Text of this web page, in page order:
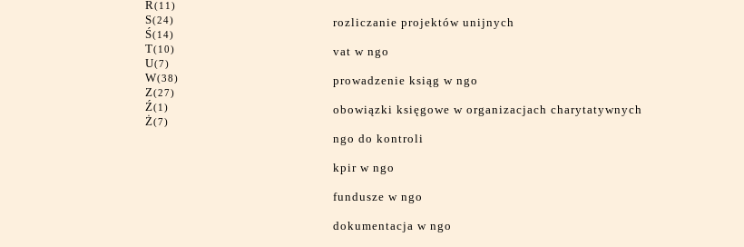
R(11)
S(24)
Ś(14)
T(10)
U(7)
W(38)
Z(27)
Ź(1)
Ż(7)
rozliczanie projektów unijnych
vat w ngo
prowadzenie ksiąg w ngo
obowiązki księgowe w organizacjach charytatywnych
ngo do kontroli
kpir w ngo
fundusze w ngo
dokumentacja w ngo